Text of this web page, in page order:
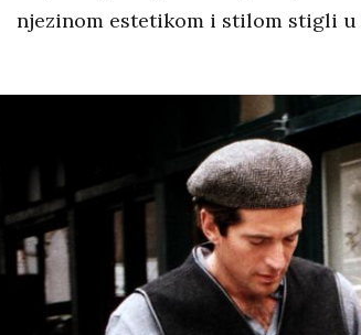
njezinom estetikom i stilom stigli u